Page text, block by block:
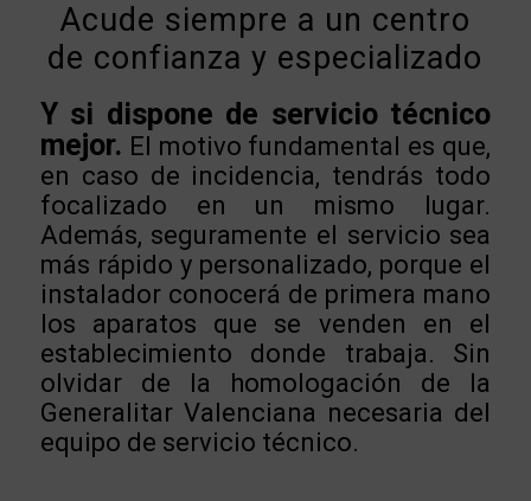
Acude siempre a un centro
de confianza y especializado
Y si dispone de servicio técnico
mejor. El motivo fundamental es que,
en caso de incidencia, tendrás todo
focalizado en un mismo lugar.
Además, seguramente el servicio sea
más rápido y personalizado, porque el
instalador conocerá de primera mano
los aparatos que se venden en el
establecimiento donde trabaja. Sin
olvidar de la homologación de la
Generalitar Valenciana necesaria del
equipo de servicio técnico.